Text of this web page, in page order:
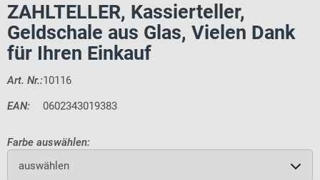
ZAHLTELLER, Kassierteller,
Geldschale aus Glas, Vielen Dank
für Ihren Einkauf
Art. Nr.:10116
EAN: 0602343019383
Farbe auswählen:
auswählen